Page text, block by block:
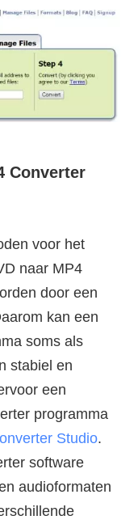
Converter
voor het
naar MP4
door een
kan een
soms als
stabiel en
een
programma
Studio.
software
audioformaten